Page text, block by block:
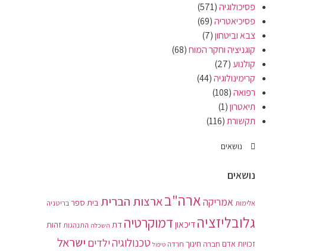
פסיכולוגיה(571)
פסיכיאטריה(69)
צבא וביטחון(7)
קוגניציה וחקר המוח(68)
קולנוע (27)
קרימינולוגיה(44)
רפואה(108)
תיאטרון(1)
תקשורת(116)
נושאים
נושאים
אלימות אמריקהארה"בארצות הברית בית ספרבריטניה
גלובליזציהדיכאוןדמוקרטיה דת השכלה התנהגותזהות
זכויות אדם חברה חינוך חרדה טיפול טכנולוגיהילדים ישראל